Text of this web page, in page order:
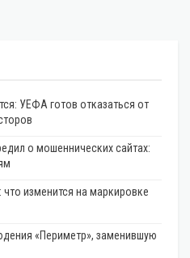
УЕФА готов отказаться от
о мошеннических сайтах:
изменится на маркировке
«Периметр», заменившую